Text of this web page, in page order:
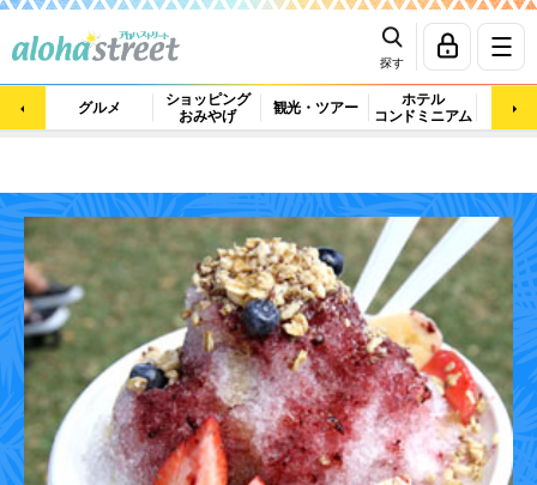
探す
グルメ
ショッピング
おみやげ
観光・ツアー
ホテル
コンドミニアム
マッ